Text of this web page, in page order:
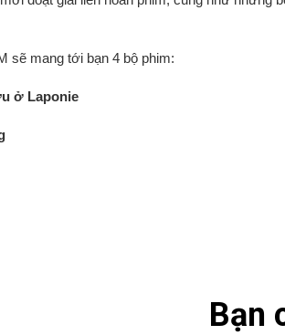
sẽ mang tới bạn 4 bộ phim:
ở Laponie
Bạn